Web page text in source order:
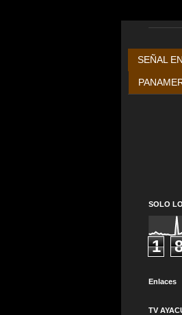
SEÑAL
SOLO
1
Enlaces
TV